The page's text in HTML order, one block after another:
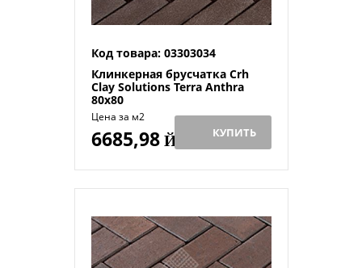
Код товара: 03303034
Клинкерная брусчатка Crh
Clay Solutions Terra Anthra
80x80
Цена за м2
6685,98Й КУПИТЬ